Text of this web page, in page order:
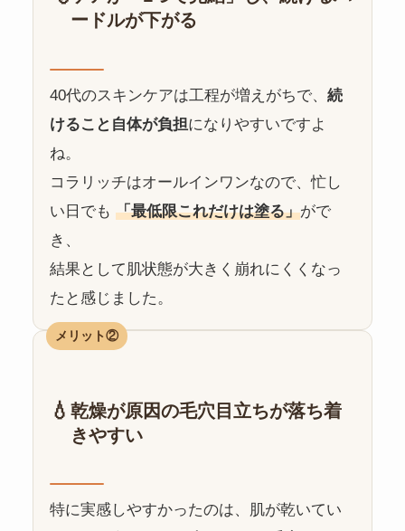
ードルが下がる
40代のスキンケアは工程が増えがちで、 続
けること自体が負担になりやすいですよ
ね。
コラリッチはオールインワンなので、忙し
い日でも 「最低限これだけは塗る」がで
き、
結果として肌状態が大きく崩れにくくなっ
たと感じました。
メリット②
💧 乾燥が原因の毛穴目立ちが落ち着
きやすい
特に実感しやすかったのは、肌が乾いてい